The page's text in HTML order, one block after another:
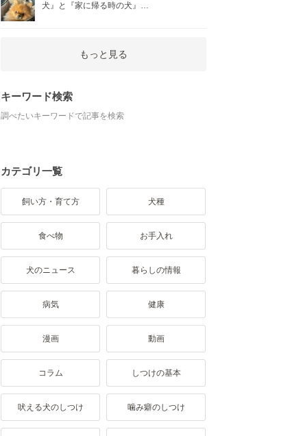
犬』と『家に帰る時の犬』…
もっと見る
キーワード検索
調べたいキーワードで記事を検索
カテゴリ一覧
飼い方・育て方 犬種
食べ物 お手入れ
犬のニュース 暮らしの情報
病気 健康
漫画 動画
コラム しつけの基本
吠える犬のしつけ 噛み癖のしつけ